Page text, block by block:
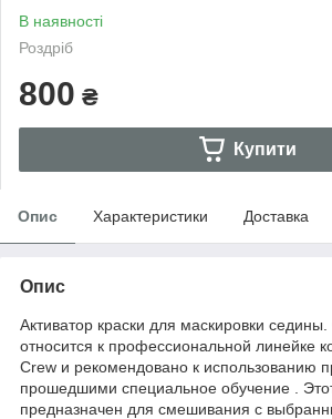
В наявності
Роздріб
800 ₴
Купити
Опис Характеристики Доставка
Опис
Активатор краски для маскировки
относится к профессиональной линейке
Crew и рекомендовано к использованию
прошедшими специальное обучение .
предназначен для смешивания с